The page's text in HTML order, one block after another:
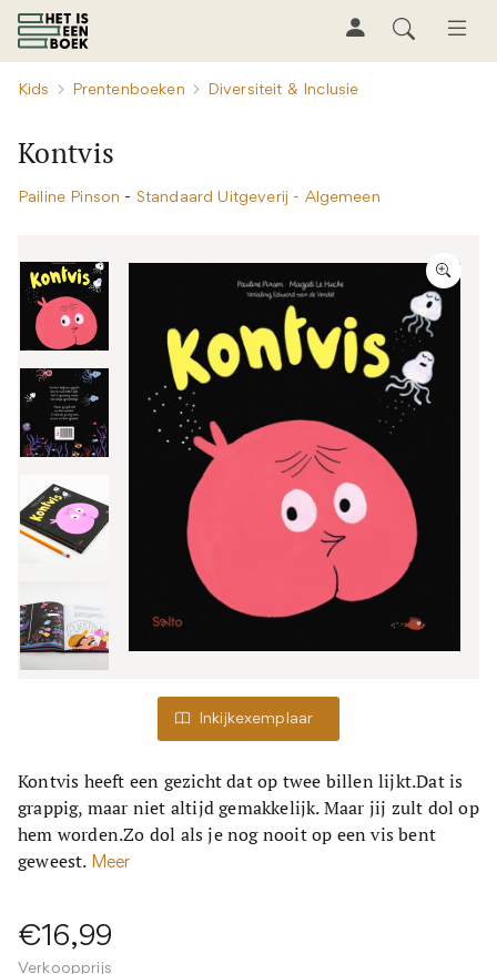
Kids Prentenboeken Diversiteit & Inclusie
Kontvis
Pailine Pinson - Standaard Uitgeverij - Algemeen
Inkijkexemplaar
Kontvis heeft een gezicht dat op twee billen lijkt.Dat is
grappig, maar niet altijd gemakkelijk. Maar jij zult dol op
hem worden.Zo dol als je nog nooit op een vis bent
geweest. Meer
€16,99
Verkoopprijs